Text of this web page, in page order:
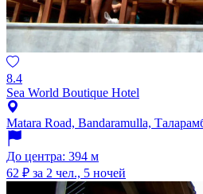
8.4
Sea World Boutique Hotel
Matara Road, Bandaramulla,
До центра: 394 м
62 ₽ за 2 чел., 5 ночей